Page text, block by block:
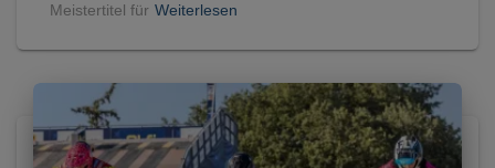
Meistertitel für Weiterlesen